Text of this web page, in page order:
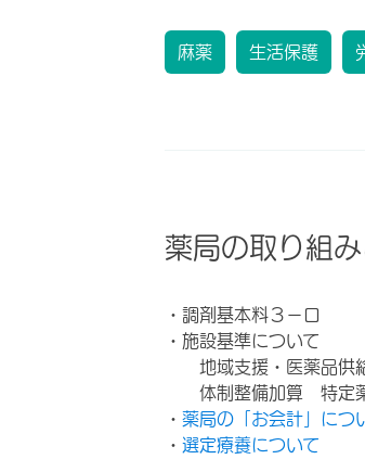
麻薬 生活保護
薬局の取り組み
・調剤基本料３－ロ
・施設基準について
地域支援・医薬品
体制整備加算 特定
・ 薬局の「お会計」につ
・ 選定療養について